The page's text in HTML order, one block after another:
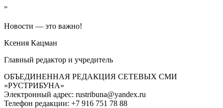
”
Новости — это важно!
Ксения Кацман
Главный редактор и учредитель
ОБЪЕДИНЕННАЯ РЕДАКЦИЯ СЕТЕВЫХ СМИ
«РУСТРИБУНА»
Электронный адрес: rustribuna@yandex.ru
Телефон редакции: +7 916 751 78 88